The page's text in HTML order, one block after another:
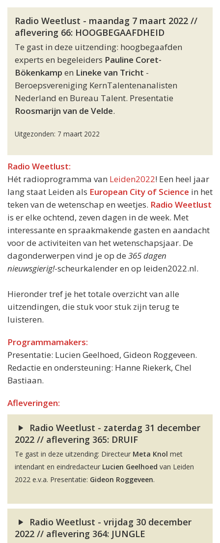
Radio Weetlust - maandag 7 maart 2022 //
aflevering 66: HOOGBEGAAFDHEID
Te gast in deze uitzending: hoogbegaafden
experts en begeleiders Pauline Coret-
Bökenkamp en Lineke van Tricht -
Beroepsvereniging KernTalentenanalisten
Nederland en Bureau Talent. Presentatie
Roosmarijn van de Velde.
Uitgezonden: 7 maart 2022
Radio Weetlust:
Hét radioprogramma van Leiden2022! Een heel jaar
lang staat Leiden als European City of Science in het
teken van de wetenschap en weetjes. Radio Weetlust
is er elke ochtend, zeven dagen in de week. Met
interessante en spraakmakende gasten en aandacht
voor de activiteiten van het wetenschapsjaar. De
dagonderwerpen vind je op de 365 dagen
nieuwsgierig!-scheurkalender en op leiden2022.nl.
Hieronder tref je het totale overzicht van alle
uitzendingen, die stuk voor stuk zijn terug te
luisteren.
Programmamakers:
Presentatie: Lucien Geelhoed, Gideon Roggeveen.
Redactie en ondersteuning: Hanne Riekerk, Chel
Bastiaan.
Afleveringen:
Radio Weetlust - zaterdag 31 december
2022 // aflevering 365: DRUIF
Te gast in deze uitzending: Directeur Meta Knol met
intendant en eindredacteur Lucien Geelhoed van Leiden
2022 e.v.a. Presentatie: Gideon Roggeveen.
Radio Weetlust - vrijdag 30 december
2022 // aflevering 364: JUNGLE